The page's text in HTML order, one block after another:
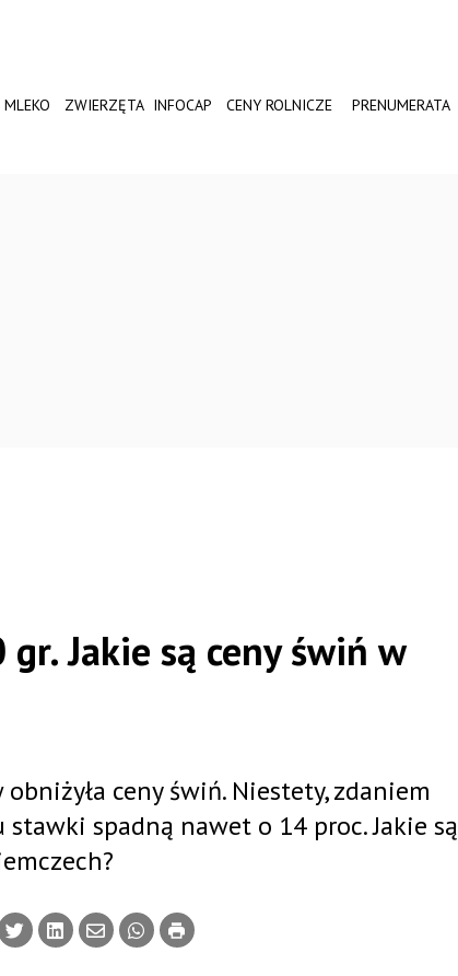
MLEKO ZWIERZĘTA INFOCAP CENY ROLNICZE PRENUMERATA
Jakie są ceny świń w
ceny świń. Niestety, zdaniem
spadną nawet o 14 proc. Jakie są